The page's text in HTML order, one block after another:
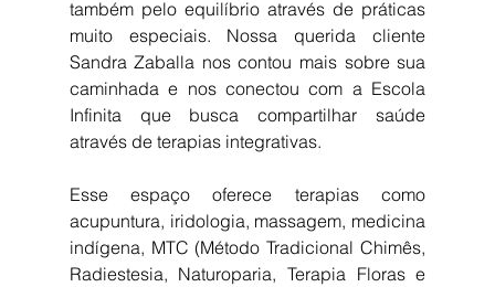
também pelo equilíbrio através de práticas
muito especiais. Nossa querida cliente
Sandra Zaballa nos contou mais sobre sua
caminhada e nos conectou com a Escola
Infinita que busca compartilhar saúde
através de terapias integrativas.
Esse espaço oferece terapias como
acupuntura, iridologia, massagem, medicina
indígena, MTC (Método Tradicional Chimês,
Radiestesia, Naturoparia, Terapia Floras e